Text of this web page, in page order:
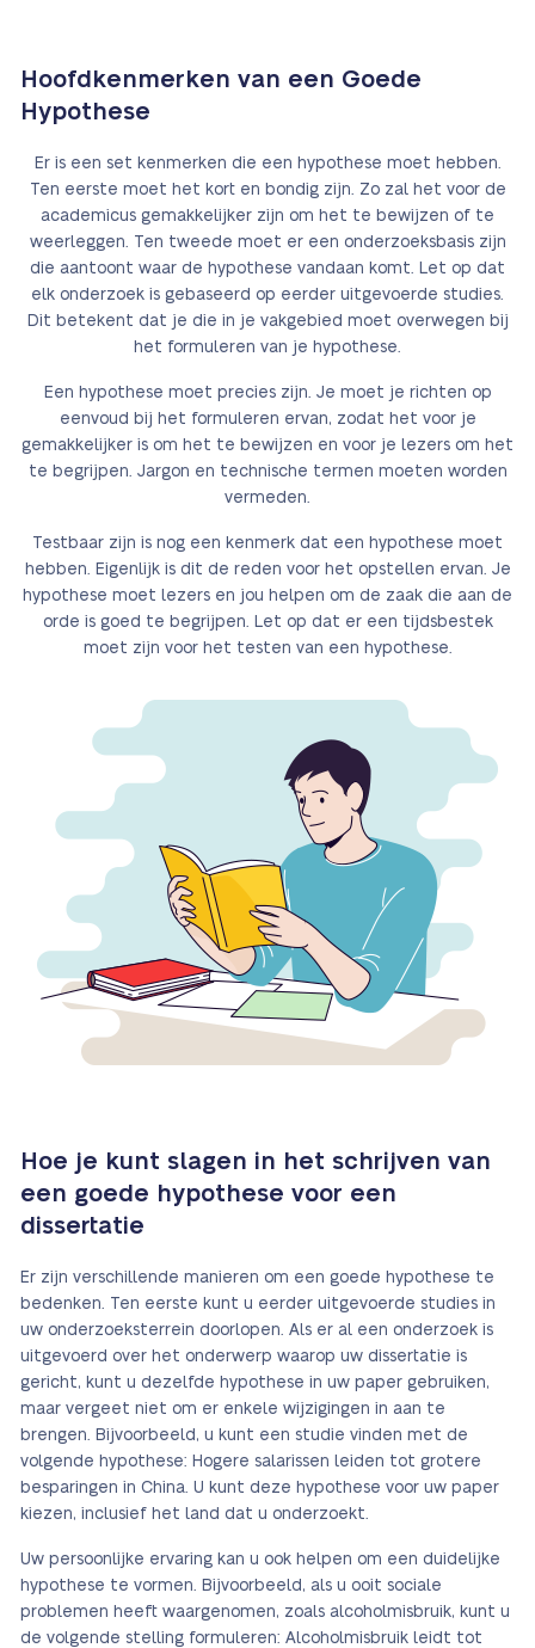
Hoofdkenmerken van een Goede
Hypothese
Er is een set kenmerken die een hypothese moet hebben.
Ten eerste moet het kort en bondig zijn. Zo zal het voor de
academicus gemakkelijker zijn om het te bewijzen of te
weerleggen. Ten tweede moet er een onderzoeksbasis zijn
die aantoont waar de hypothese vandaan komt. Let op dat
elk onderzoek is gebaseerd op eerder uitgevoerde studies.
Dit betekent dat je die in je vakgebied moet overwegen bij
het formuleren van je hypothese.
Een hypothese moet precies zijn. Je moet je richten op
eenvoud bij het formuleren ervan, zodat het voor je
gemakkelijker is om het te bewijzen en voor je lezers om het
te begrijpen. Jargon en technische termen moeten worden
vermeden.
Testbaar zijn is nog een kenmerk dat een hypothese moet
hebben. Eigenlijk is dit de reden voor het opstellen ervan. Je
hypothese moet lezers en jou helpen om de zaak die aan de
orde is goed te begrijpen. Let op dat er een tijdsbestek
moet zijn voor het testen van een hypothese.
Hoe je kunt slagen in het schrijven van
een goede hypothese voor een
dissertatie
Er zijn verschillende manieren om een goede hypothese te
bedenken. Ten eerste kunt u eerder uitgevoerde studies in
uw onderzoeksterrein doorlopen. Als er al een onderzoek is
uitgevoerd over het onderwerp waarop uw dissertatie is
gericht, kunt u dezelfde hypothese in uw paper gebruiken,
maar vergeet niet om er enkele wijzigingen in aan te
brengen. Bijvoorbeeld, u kunt een studie vinden met de
volgende hypothese: Hogere salarissen leiden tot grotere
besparingen in China. U kunt deze hypothese voor uw paper
kiezen, inclusief het land dat u onderzoekt.
Uw persoonlijke ervaring kan u ook helpen om een duidelijke
hypothese te vormen. Bijvoorbeeld, als u ooit sociale
problemen heeft waargenomen, zoals alcoholmisbruik, kunt u
de volgende stelling formuleren: Alcoholmisbruik leidt tot